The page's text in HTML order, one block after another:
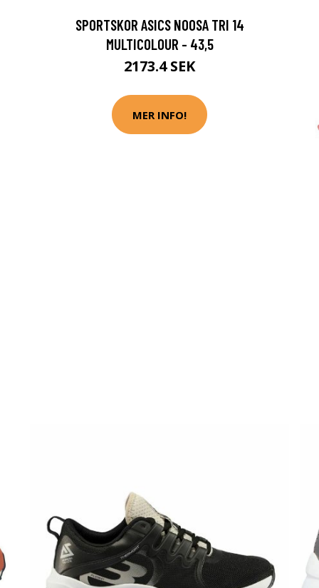
SPORTSKOR ASICS NOOSA TRI 14
MULTICOLOUR - 43,5
2173.4 SEK
MER INFO!